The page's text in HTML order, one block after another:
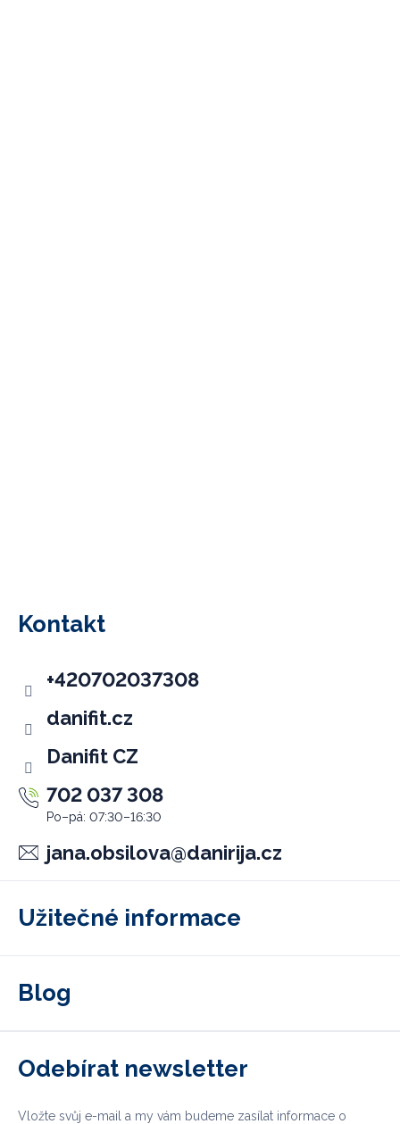
Kontakt
jana.obsilova@danirija.cz
702 037 308
Danifit CZ
danifit.cz
+420702037308
Užitečné informace
Blog
Odebírat newsletter
Vložte svůj e-mail a my vám budeme zasílat informace o